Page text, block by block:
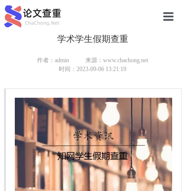
本科论文
硕士论文
博士论文
学术学生假期查重
作者：admin
来源：www.chachong.net
时间：2023-09-06 13:21:19